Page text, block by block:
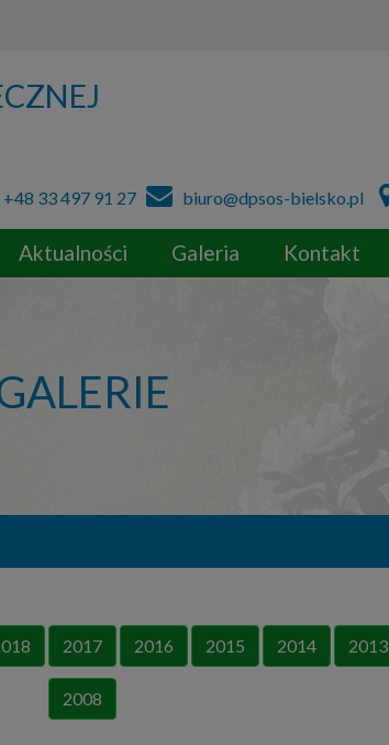
+48 33 497 91 27 biuro@dpsos-bielsko.pl
Aktualności Galeria Kontakt
2017 2016 2015 2014 2013
2008